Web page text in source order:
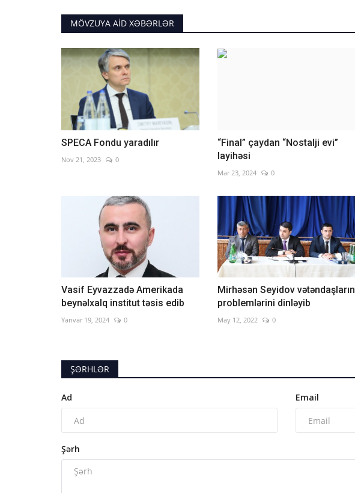
MÖVZUYA AID XƏBƏRLƏR
SPECA Fondu yaradılır
Nov 21, 2023 0
“Final” çaydan “Nostalji evi”
layihəsi
Mar 23, 2024 0
Vasif Eyvazzadə Amerikada
beynəlxalq institut təsis edib
Yanvar 19, 2024 0
Mirhəsən Seyidov vətəndaşların
problemlərini dinləyib
May 12, 2022 0
ŞƏRHLƏR
Ad Email
Şərh